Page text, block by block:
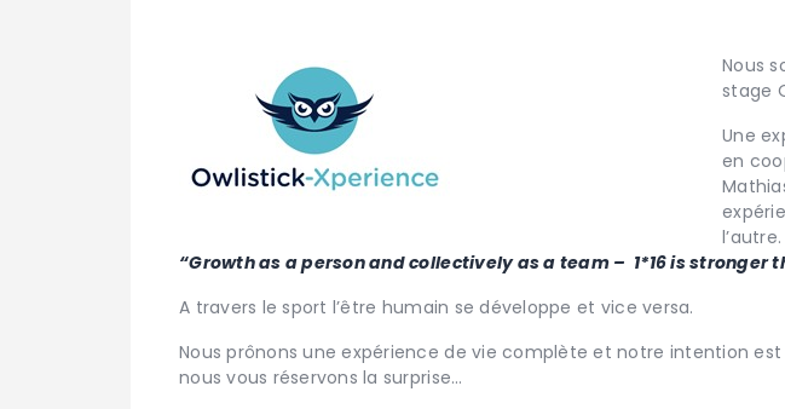
Nous
stage
Une
en
l’autre.
“Growth as a person and collectively as a team – 1*16 is stronger
A travers le sport l’être humain se développe et vice versa.
Nous prônons une expérience de vie complète et notre intention
nous vous réservons la surprise…